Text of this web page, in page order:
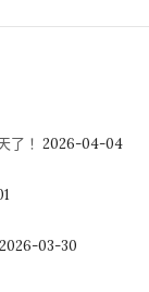
了！ 2026-04-04
2026-03-30